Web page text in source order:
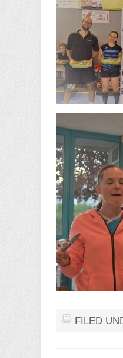
FILED